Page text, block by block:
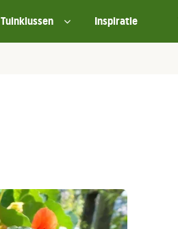
Tuinklussen Inspiratie